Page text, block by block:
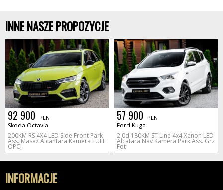
INNE NASZE PROPOZYCJE
92 900 PLN
Skoda Octavia
200KM RS 4X4 LED Side Front Park
Ass. Masaż Alcantara Kamera FULL
OPCJ
57 900 PLN
Ford Kuga
2.0d 180KM ST Line 4x4 Xenon LED
Alcatara Nav Kamera Park Ass. Grz
Fot
INFORMACJE